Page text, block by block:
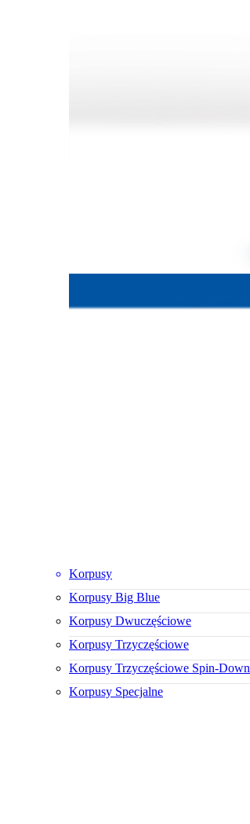
Korpusy
Korpusy Big Blue
Korpusy Dwuczęściowe
Korpusy Trzyczęściowe
Korpusy Trzyczęściowe Spin-Down
Korpusy Specjalne